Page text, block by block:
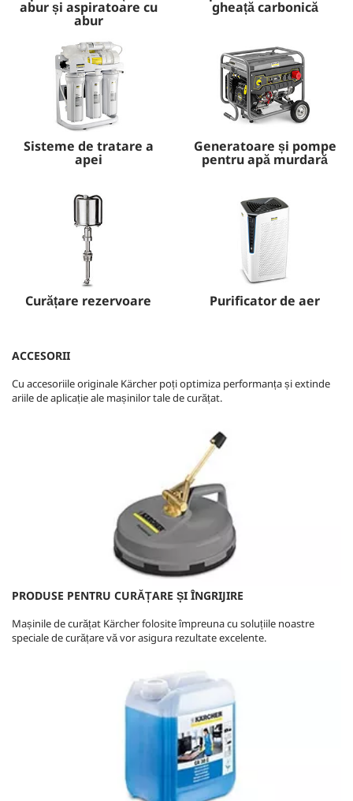
abur și aspiratoare cu
abur
gheață carbonică
Sisteme de tratare a
apei
Generatoare și pompe
pentru apă murdară
Curățare rezervoare Purificator de aer
ACCESORII
Cu accesoriile originale Kärcher poți optimiza performanța și extinde
ariile de aplicație ale mașinilor tale de curățat.
PRODUSE PENTRU CURĂȚARE ȘI ÎNGRIJIRE
Mașinile de curățat Kärcher folosite împreuna cu soluțiile noastre
speciale de curățare vă vor asigura rezultate excelente.